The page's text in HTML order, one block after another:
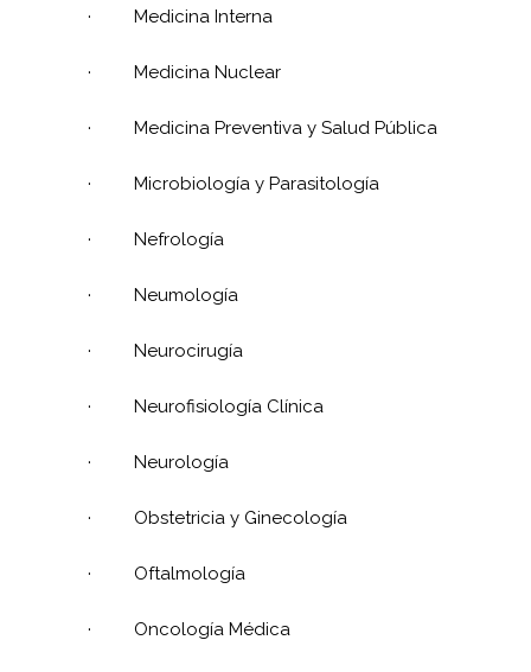
· Medicina Interna
· Medicina Nuclear
· Medicina Preventiva y Salud Pública
· Microbiología y Parasitología
· Nefrología
· Neumología
· Neurocirugía
· Neurofisiología Clínica
· Neurología
· Obstetricia y Ginecología
· Oftalmología
· Oncología Médica